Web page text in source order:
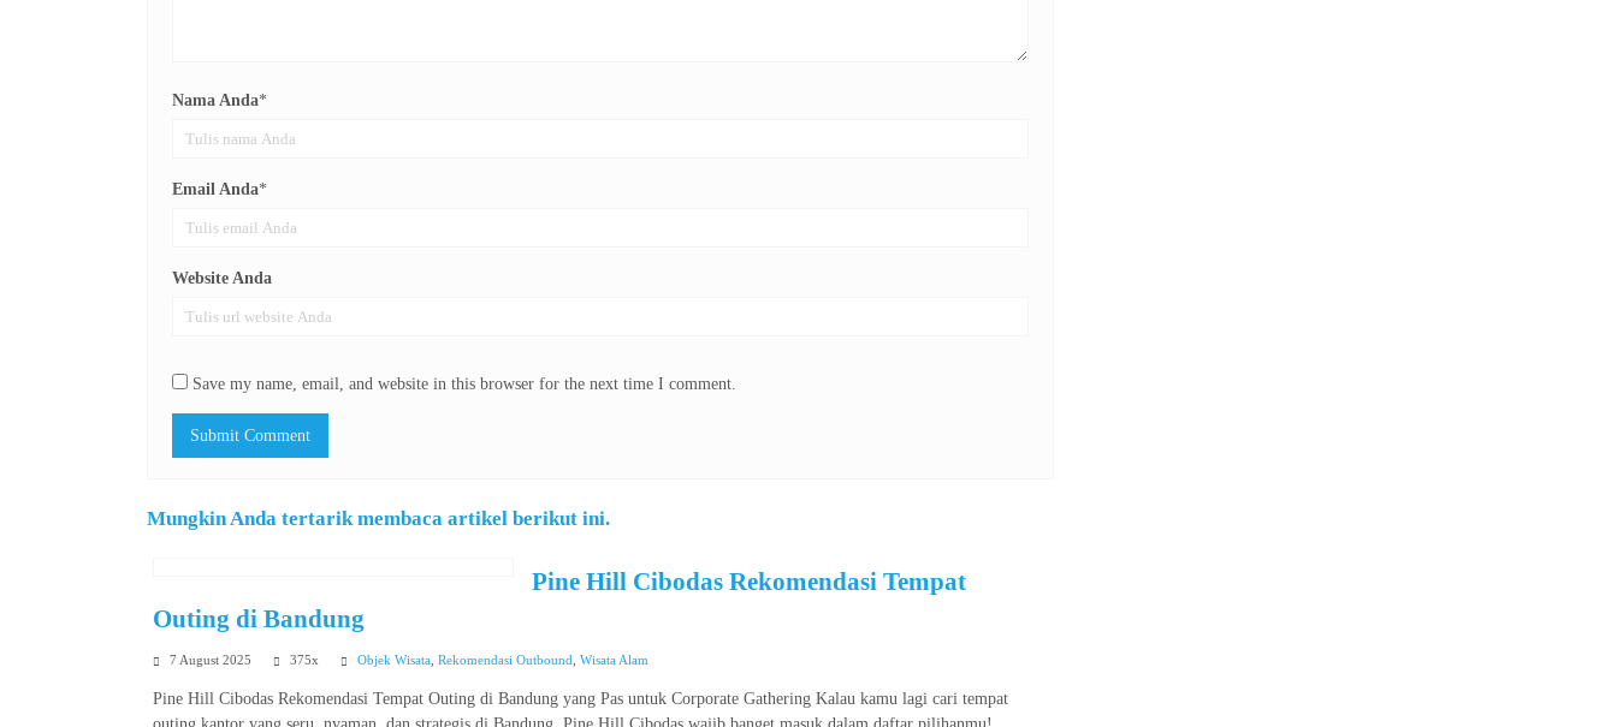
Nama Anda*
Email Anda*
Website Anda
Save my name, email, and website in this browser for the next time I comment.
Mungkin Anda tertarik membaca artikel berikut ini.
Pine Hill Cibodas Rekomendasi Tempat
Outing di Bandung
7 August 2025 375x Objek Wisata Rekomendasi Outbound Wisata Alam
Pine Hill Cibodas Rekomendasi Tempat Outing di Bandung yang Pas untuk Corporate Gathering Kalau kamu lagi cari tempat